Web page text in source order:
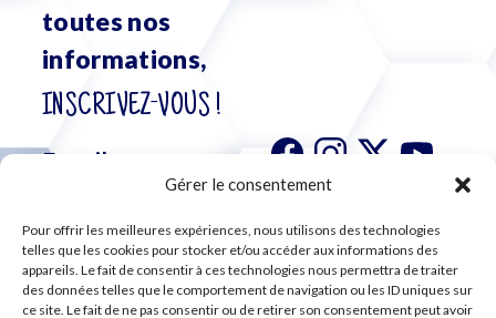
Gérer le consentement
Pour offrir les meilleures expériences, nous utilisons des technologies
telles que les cookies pour stocker et/ou accéder aux informations des
appareils. Le fait de consentir à ces technologies nous permettra de traiter
des données telles que le comportement de navigation ou les ID uniques sur
ce site. Le fait de ne pas consentir ou de retirer son consentement peut avoir
toutes nos
informations,
INSCRIVEZ-VOUS !
S'abonner à
notre
newsletter